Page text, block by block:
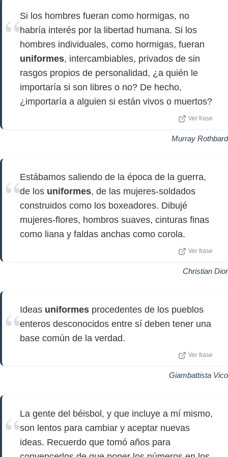
Si los hombres fueran como hormigas, no
habría interés por la libertad humana. Si los
hombres individuales, como hormigas, fueran
uniformes, intercambiables, privados de sin
rasgos propios de personalidad, ¿a quién le
importaría si son libres o no? De hecho,
¿importaría a alguien si están vivos o muertos?
Ver frase
Murray Rothbard
Estábamos saliendo de la época de la guerra,
de los uniformes, de las mujeres-soldados
construidos como los boxeadores. Dibujé
mujeres-flores, hombros suaves, cinturas finas
como liana y faldas anchas como corola.
Ver frase
Christian Dior
Ideas uniformes procedentes de los pueblos
enteros desconocidos entre sí deben tener una
base común de la verdad.
Ver frase
Giambattista Vico
La gente del béisbol, y que incluye a mí mismo,
son lentos para cambiar y aceptar nuevas
ideas. Recuerdo que tomó años para